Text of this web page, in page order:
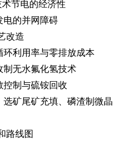
术节电的经济性
电的并网障碍
改造
利用率与零排放成本
制无水氟化氢技术
控制与硫铵回收
选矿尾矿充填、磷渣制微晶
路线图